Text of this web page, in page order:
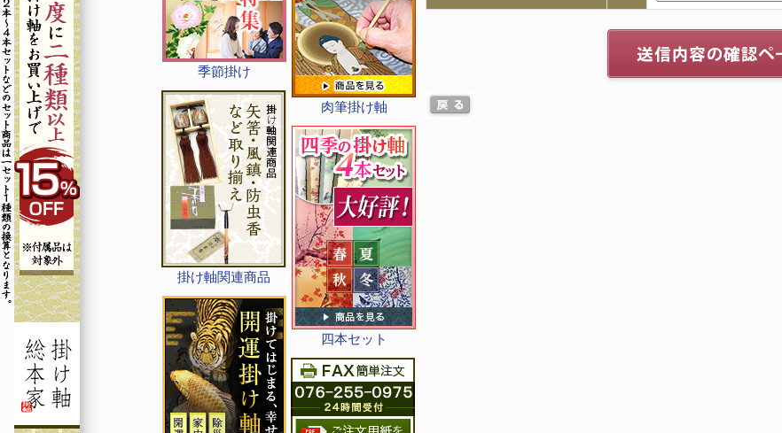
季節掛け
掛け軸関連商品
肉筆掛け軸
四本セット